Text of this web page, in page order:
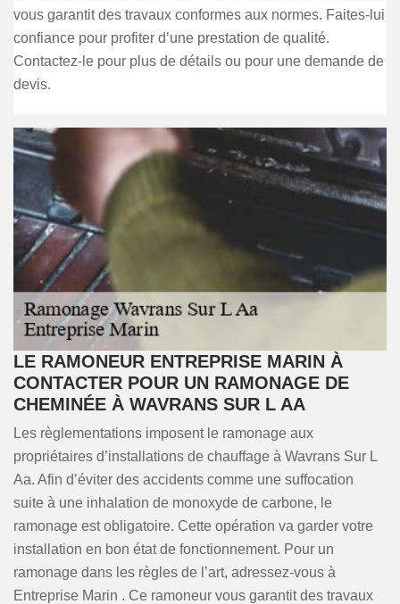
vous garantit des travaux conformes aux normes. Faites-lui
confiance pour profiter d’une prestation de qualité.
Contactez-le pour plus de détails ou pour une demande de
devis.
LE RAMONEUR ENTREPRISE MARIN À
CONTACTER POUR UN RAMONAGE DE
CHEMINÉE À WAVRANS SUR L AA
Les règlementations imposent le ramonage aux
propriétaires d’installations de chauffage à Wavrans Sur L
Aa. Afin d’éviter des accidents comme une suffocation
suite à une inhalation de monoxyde de carbone, le
ramonage est obligatoire. Cette opération va garder votre
installation en bon état de fonctionnement. Pour un
ramonage dans les règles de l’art, adressez-vous à
Entreprise Marin . Ce ramoneur vous garantit des travaux